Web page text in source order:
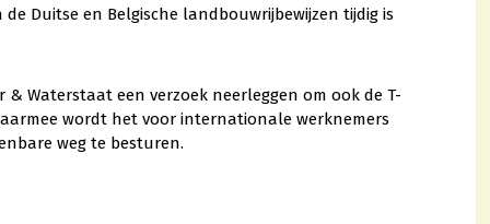
Duitse en Belgische landbouwrijbewijzen tijdig is
Waterstaat een verzoek neerleggen om ook de T-
wordt het voor internationale werknemers
weg te besturen.